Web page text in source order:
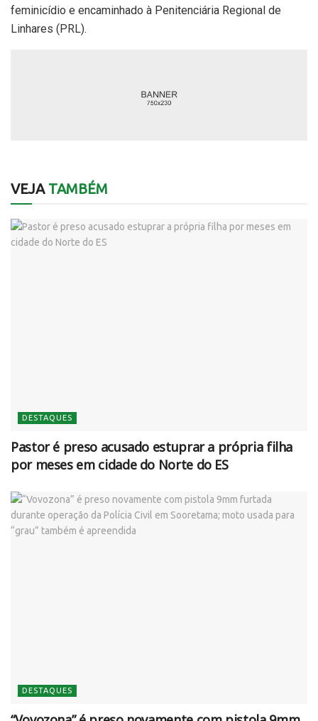
feminicídio e encaminhado à Penitenciária Regional de
Linhares (PRL).
VEJATAMBÉM
DESTAQUES
Pastor é preso acusado estuprar a própria filha
por meses em cidade do Norte do ES
DESTAQUES